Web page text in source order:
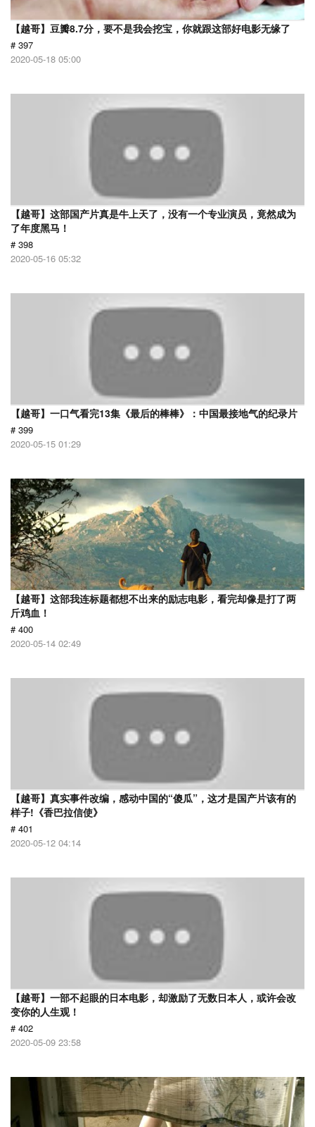
【越哥】豆瓣8.7分，要不是我会挖宝，你就跟这部好电影无缘了
# 397
2020-05-18 05:00
【越哥】这部国产片真是牛上天了，没有一个专业演员，竟然成为
了年度黑马！
# 398
2020-05-16 05:32
【越哥】一口气看完13集《最后的棒棒》：中国最接地气的纪录片
# 399
2020-05-15 01:29
【越哥】这部我连标题都想不出来的励志电影，看完却像是打了两
斤鸡血！
# 400
2020-05-14 02:49
【越哥】真实事件改编，感动中国的“傻瓜”，这才是国产片该有的
样子!《香巴拉信使》
# 401
2020-05-12 04:14
【越哥】一部不起眼的日本电影，却激励了无数日本人，或许会改
变你的人生观！
# 402
2020-05-09 23:58